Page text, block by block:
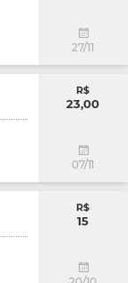
27/11
R$
23,00
07/11
R$
15